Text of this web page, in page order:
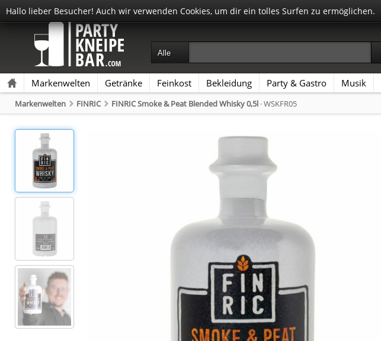
Markenwelten Getränke Feinkost Bekleidung Party & Gastro Musik
Markenwelten FINRIC FINRIC Smoke & Peat Blended Whisky 0,5l · WSKFR05
Hallo lieber Besucher! Auch wir verwenden Cookies, um dir ein tolles Surfen zu ermöglichen.